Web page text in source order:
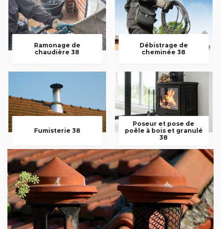
Ramonage de
chaudière 38
Débistrage de
cheminée 38
Fumisterie 38
Poseur et pose de
poêle à bois et granulé
38